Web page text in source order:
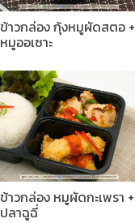
ข้าวกล่อง กุ้งหมูผัดสตอ +
หมูออเซาะ
ข้าวกล่อง หมูผัดกะเพรา +
ปลาฉูฉี่